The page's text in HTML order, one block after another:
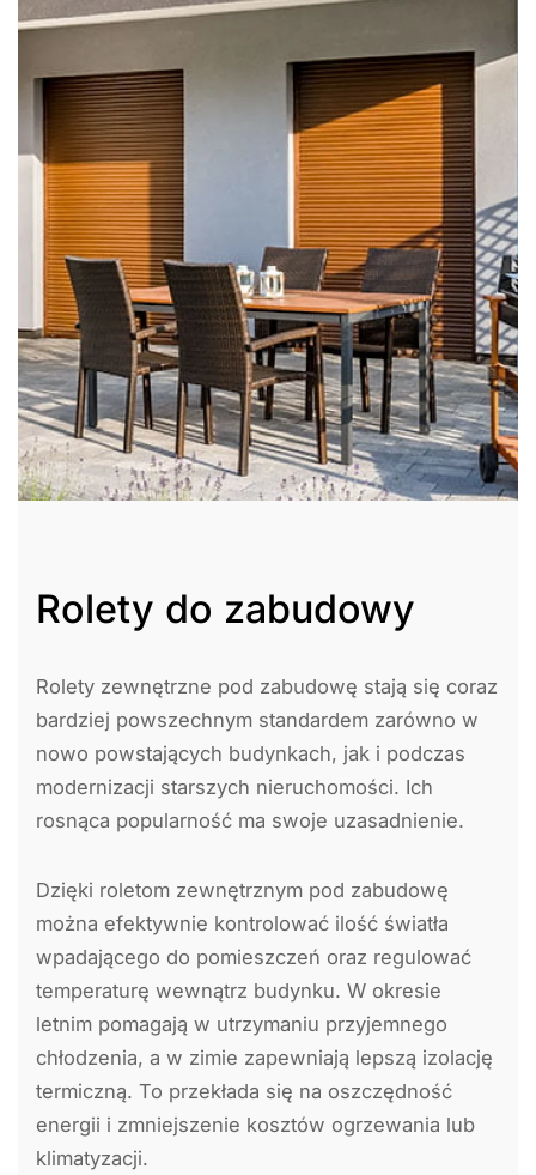
Rolety do zabudowy
Rolety zewnętrzne pod zabudowę stają się coraz
bardziej powszechnym standardem zarówno w
nowo powstających budynkach, jak i podczas
modernizacji starszych nieruchomości. Ich
rosnąca popularność ma swoje uzasadnienie.
Dzięki roletom zewnętrznym pod zabudowę
można efektywnie kontrolować ilość światła
wpadającego do pomieszczeń oraz regulować
temperaturę wewnątrz budynku. W okresie
letnim pomagają w utrzymaniu przyjemnego
chłodzenia, a w zimie zapewniają lepszą izolację
termiczną. To przekłada się na oszczędność
energii i zmniejszenie kosztów ogrzewania lub
klimatyzacji.